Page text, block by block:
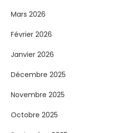
Mars 2026
Février 2026
Janvier 2026
Décembre 2025
Novembre 2025
Octobre 2025